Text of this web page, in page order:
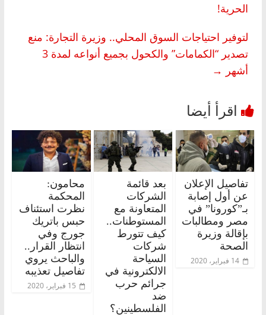
الحرية!
لتوفير احتياجات السوق المحلي.. وزيرة التجارة: منع
تصدير “الكمامات” والكحول بجميع أنواعه لمدة 3
أشهر →
تفاصيل الإعلان
عن أول إصابة
بـ”كورونا” في
مصر ومطالبات
بإقالة وزيرة
الصحة
14 فبراير، 2020
بعد قائمة
الشركات
المتعاونة مع
المستوطنات..
كيف تتورط
شركات
السياحة
الالكترونية في
جرائم حرب
ضد
الفلسطينين؟
محامون:
المحكمة
نظرت استئناف
حبس باتريك
جورج وفي
انتظار القرار..
والباحث يروي
تفاصيل تعذيبه
15 فبراير، 2020